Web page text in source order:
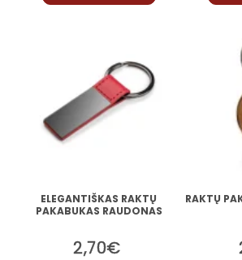
ELEGANTIŠKAS RAKTŲ
PAKABUKAS RAUDONAS
2,70€
RAKTŲ